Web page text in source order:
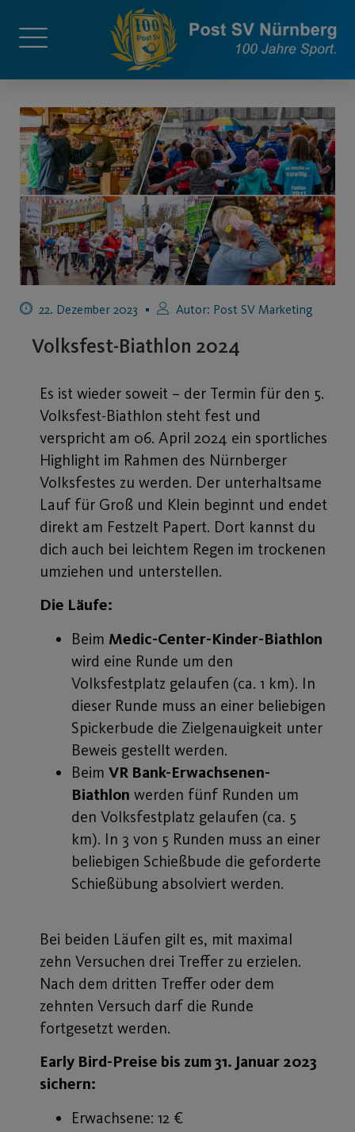
22. Dezember 2023 Autor: Post SV Marketing
Volksfest-Biathlon 2024
Es ist wieder soweit – der Termin für den 5.
Volksfest-Biathlon steht fest und
verspricht am 06. April 2024 ein sportliches
Highlight im Rahmen des Nürnberger
Volksfestes zu werden. Der unterhaltsame
Lauf für Groß und Klein beginnt und endet
direkt am Festzelt Papert. Dort kannst du
dich auch bei leichtem Regen im trockenen
umziehen und unterstellen.
Die Läufe:
Beim Medic-Center-Kinder-Biathlon
wird eine Runde um den
Volksfestplatz gelaufen (ca. 1 km). In
dieser Runde muss an einer beliebigen
Spickerbude die Zielgenauigkeit unter
Beweis gestellt werden.
Beim VR Bank-Erwachsenen-
Biathlon werden fünf Runden um
den Volksfestplatz gelaufen (ca. 5
km). In 3 von 5 Runden muss an einer
beliebigen Schießbude die geforderte
Schießübung absolviert werden.
Bei beiden Läufen gilt es, mit maximal
zehn Versuchen drei Treffer zu erzielen.
Nach dem dritten Treffer oder dem
zehnten Versuch darf die Runde
fortgesetzt werden.
Early Bird-Preise bis zum 31. Januar 2023
sichern:
Erwachsene: 12 €